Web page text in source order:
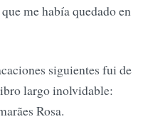
me había quedado en
siguientes fui de
largo inolvidable:
Rosa.